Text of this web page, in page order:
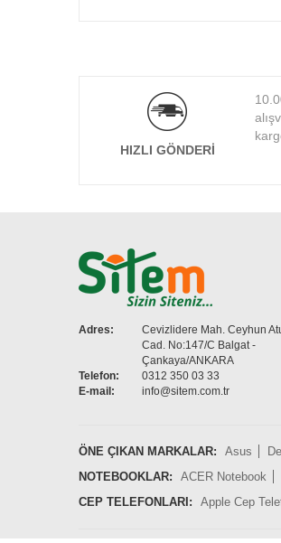
HIZLI GÖNDERI
Adres:
Cevizlidere Mah. Ceyhun
Cad. No:147/C Balgat -
Çankaya/ANKARA
Telefon:
0312 350 03 33
E-mail:
info@sitem.com.tr
ÖNE ÇIKAN MARKALAR: Asus Dell
NOTEBOOKLAR:
ACER Notebook
CEP TELEFONLARI:
Apple Cep